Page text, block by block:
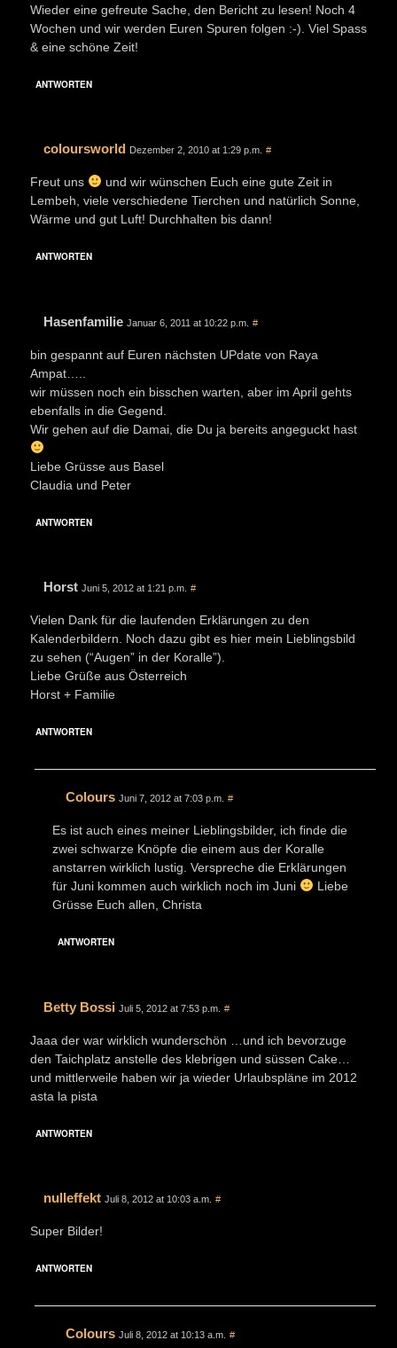
Wieder eine gefreute Sache, den Bericht zu lesen! Noch 4
Wochen und wir werden Euren Spuren folgen :-). Viel Spass
& eine schöne Zeit!
ANTWORTEN
coloursworld Dezember 2, 2010 at 1:29 p.m. #
Freut uns
und wir wünschen Euch eine gute Zeit in
Lembeh, viele verschiedene Tierchen und natürlich Sonne,
Wärme und gut Luft! Durchhalten bis dann!
ANTWORTEN
Hasenfamilie Januar 6, 2011 at 10:22 p.m. #
bin gespannt auf Euren nächsten UPdate von Raya
Ampat…..
wir müssen noch ein bisschen warten, aber im April gehts
ebenfalls in die Gegend.
Wir gehen auf die Damai, die Du ja bereits angeguckt hast
Liebe Grüsse aus Basel
Claudia und Peter
ANTWORTEN
Horst Juni 5, 2012 at 1:21 p.m. #
Vielen Dank für die laufenden Erklärungen zu den
Kalenderbildern. Noch dazu gibt es hier mein Lieblingsbild
zu sehen (“Augen” in der Koralle”).
Liebe Grüße aus Österreich
Horst + Familie
ANTWORTEN
Colours Juni 7, 2012 at 7:03 p.m. #
Es ist auch eines meiner Lieblingsbilder, ich finde die
zwei schwarze Knöpfe die einem aus der Koralle
anstarren wirklich lustig. Verspreche die Erklärungen
für Juni kommen auch wirklich noch im Juni
Liebe
Grüsse Euch allen, Christa
ANTWORTEN
Betty Bossi Juli 5, 2012 at 7:53 p.m. #
Jaaa der war wirklich wunderschön …und ich bevorzuge
den Taichplatz anstelle des klebrigen und süssen Cake…
und mittlerweile haben wir ja wieder Urlaubspläne im 2012
asta la pista
ANTWORTEN
nulleffekt Juli 8, 2012 at 10:03 a.m. #
Super Bilder!
ANTWORTEN
Colours Juli 8, 2012 at 10:13 a.m. #